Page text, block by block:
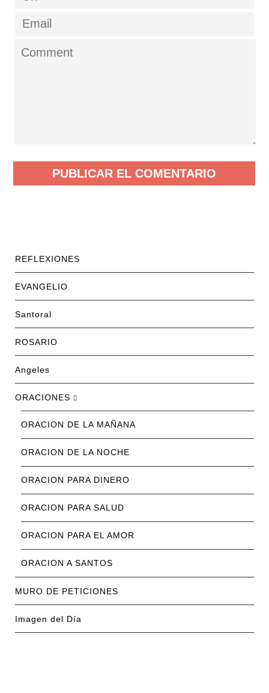
REFLEXIONES
EVANGELIO
Santoral
ROSARIO
Angeles
ORACIONES
ORACION DE LA MAÑANA
ORACION DE LA NOCHE
ORACION PARA DINERO
ORACION PARA SALUD
ORACION PARA EL AMOR
ORACION A SANTOS
MURO DE PETICIONES
Imagen del Día